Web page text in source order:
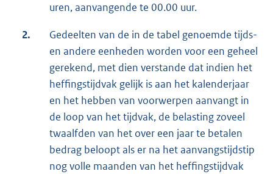
uren, aanvangende te 00.00 uur.
2.
Gedeelten van de in de tabel genoemde tijds-
en andere eenheden worden voor een geheel
gerekend, met dien verstande dat indien het
heffingstijdvak gelijk is aan het kalenderjaar
en het hebben van voorwerpen aanvangt in
de loop van het tijdvak, de belasting zoveel
twaalfden van het over een jaar te betalen
bedrag beloopt als er na het aanvangstijdstip
nog volle maanden van het heffingstijdvak